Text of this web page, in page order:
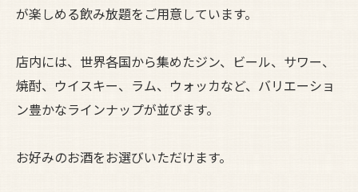
が楽しめる飲み放題をご用意しています。
店内には、世界各国から集めたジン、ビール、サワー、
焼酎、ウイスキー、ラム、ウォッカなど、バリエーショ
ン豊かなラインナップが並びます。
お好みのお酒をお選びいただけます。